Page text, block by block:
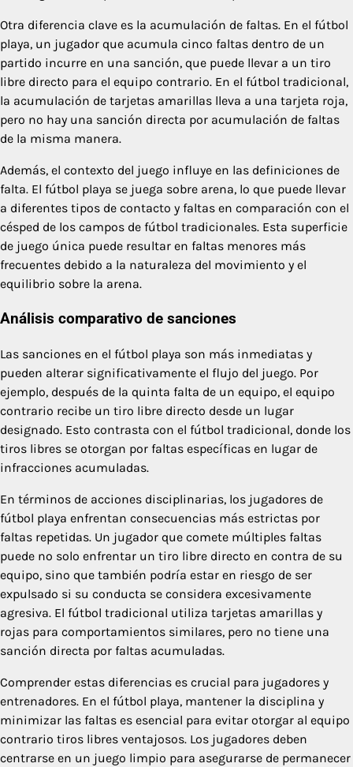
Otra diferencia clave es la acumulación de faltas. En el fútbol
playa, un jugador que acumula cinco faltas dentro de un
partido incurre en una sanción, que puede llevar a un tiro
libre directo para el equipo contrario. En el fútbol tradicional,
la acumulación de tarjetas amarillas lleva a una tarjeta roja,
pero no hay una sanción directa por acumulación de faltas
de la misma manera.
Además, el contexto del juego influye en las definiciones de
falta. El fútbol playa se juega sobre arena, lo que puede llevar
a diferentes tipos de contacto y faltas en comparación con el
césped de los campos de fútbol tradicionales. Esta superficie
de juego única puede resultar en faltas menores más
frecuentes debido a la naturaleza del movimiento y el
equilibrio sobre la arena.
Análisis comparativo de sanciones
Las sanciones en el fútbol playa son más inmediatas y
pueden alterar significativamente el flujo del juego. Por
ejemplo, después de la quinta falta de un equipo, el equipo
contrario recibe un tiro libre directo desde un lugar
designado. Esto contrasta con el fútbol tradicional, donde los
tiros libres se otorgan por faltas específicas en lugar de
infracciones acumuladas.
En términos de acciones disciplinarias, los jugadores de
fútbol playa enfrentan consecuencias más estrictas por
faltas repetidas. Un jugador que comete múltiples faltas
puede no solo enfrentar un tiro libre directo en contra de su
equipo, sino que también podría estar en riesgo de ser
expulsado si su conducta se considera excesivamente
agresiva. El fútbol tradicional utiliza tarjetas amarillas y
rojas para comportamientos similares, pero no tiene una
sanción directa por faltas acumuladas.
Comprender estas diferencias es crucial para jugadores y
entrenadores. En el fútbol playa, mantener la disciplina y
minimizar las faltas es esencial para evitar otorgar al equipo
contrario tiros libres ventajosos. Los jugadores deben
centrarse en un juego limpio para asegurarse de permanecer